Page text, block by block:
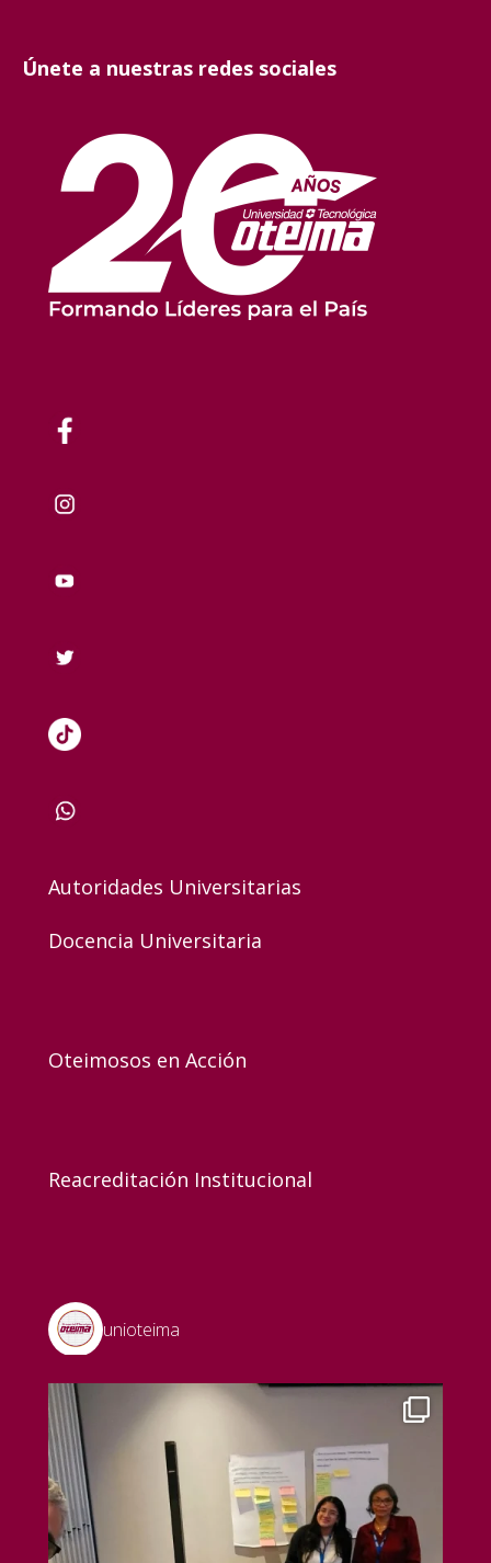
Únete a nuestras redes sociales
Autoridades Universitarias
Docencia Universitaria
Oteimosos en Acción
Reacreditación Institucional
unioteima